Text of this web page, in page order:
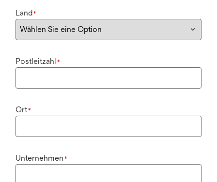
Land*
Postleitzahl *
Ort*
Unternehmen *